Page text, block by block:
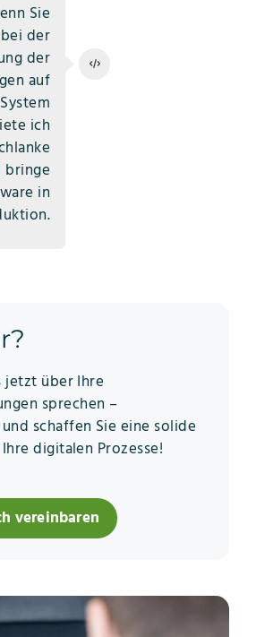
Sie
der
der
auf
ich
bringe
in
jetzt über Ihre
sprechen –
schaffen Sie eine solide
digitalen Prozesse!
vereinbaren